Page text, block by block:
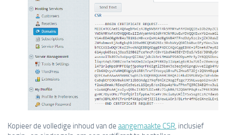
Kopieer de volledige inhoud van de aangemaakte CSR, inclusief